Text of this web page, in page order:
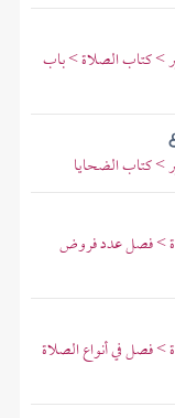
> كتاب الصلاة > باب
> كتاب الضحايا
> فصل عدد فروض
> فصل في أنواع الصلاة